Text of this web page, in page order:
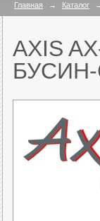
Главная → Каталог
AXIS